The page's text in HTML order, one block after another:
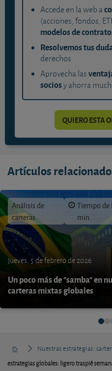
Accede en la web a
(acciones, fondos,
modelos de
Resolvemos tus
derechos.
Aprovecha las
sociosy ahorra
QUIERO ESTA
Artículos
Análisis de
carteras
Tiempo de
min.
jueves, 5 de febrero de 2026
Un poco más de "samba" en
carteras mixtas globales
Nuestras estrategias:
estrategias globales: ligero traspié